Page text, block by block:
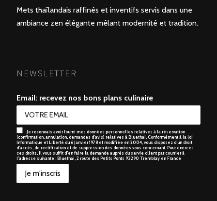
Mets thaïlandais raffinés et inventifs servis dans une
ambiance zen élégante mêlant modernité et tradition.
NEWSLETTER
Email: recevez nos bons plans culinaire
Je reconnais avoir fourni mes données personnelles relatives à la réservation
(confirmation, annulation, demandes d’avis) relatives à Bluethai. Conformément à la loi
Informatique et Liberté du 6 Janvier 1978 et modifiée en 2004, vous disposez d’un droit
d’accès, de rectification et de suppression des données vous concernant. Pour exerces
ces droits, il vous suffit d’en faire la demande auprès du servie client par courrier à
l’adresse suivante : Bluethai, 2 route des Petits Ponts 93290 Tremblay en France